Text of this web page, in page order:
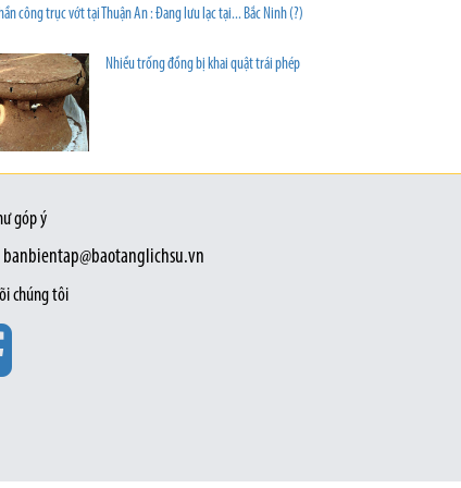
công trục vớt tại Thuận An : Đang lưu lạc tại... Bắc Ninh (?)
Nhiều trống đồng bị khai quật trái phép
góp ý
banbientap@baotanglichsu.vn
chúng tôi